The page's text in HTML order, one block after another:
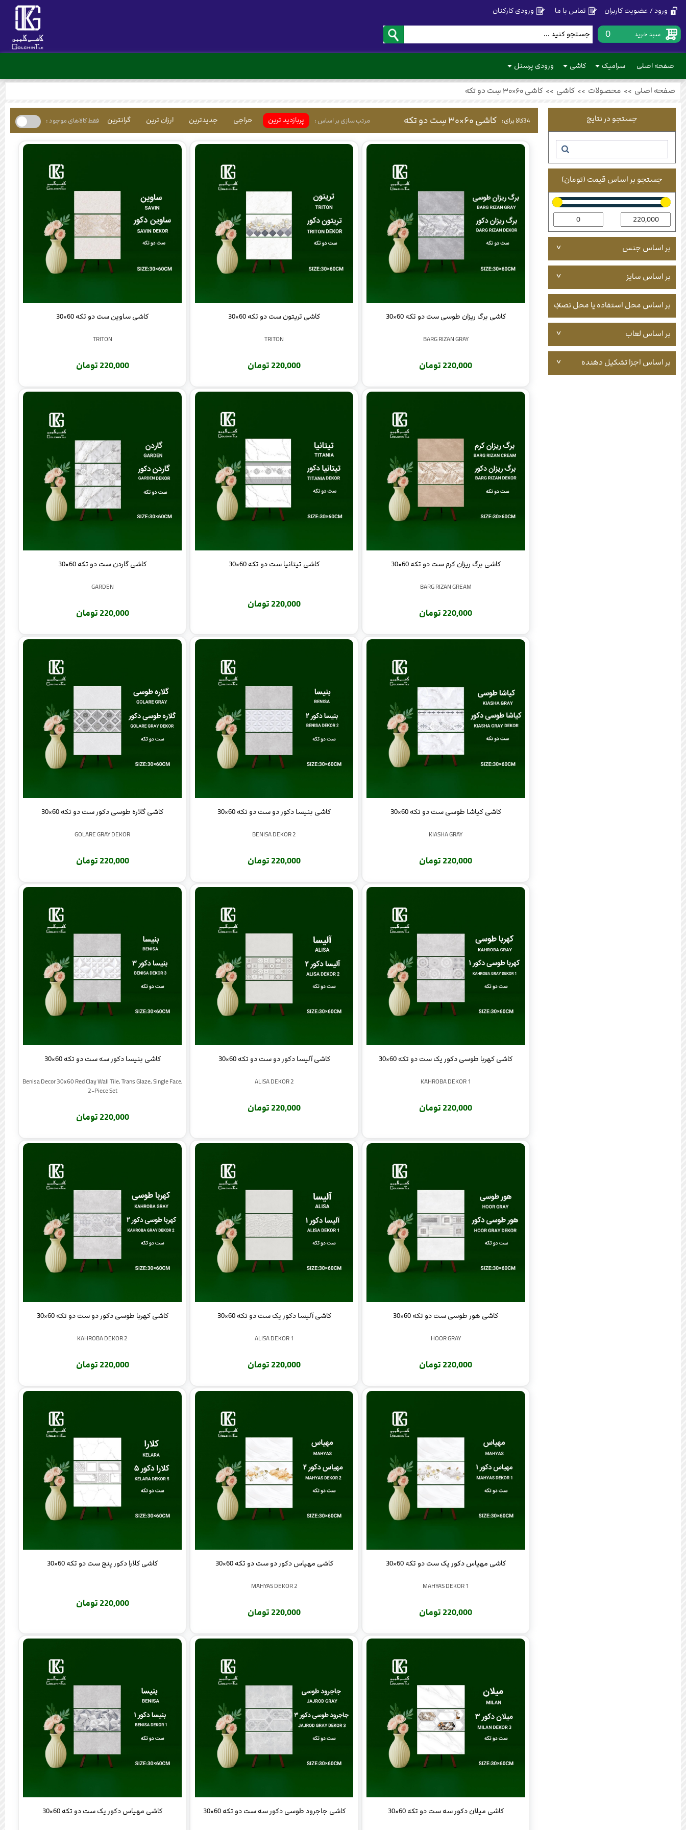
ورود / عضویت کاربران تماس با ما ورودی کارکنان
سبد خرید 0
صفحه اصلی سرامیک کاشی ورودی پرسنل
صفحه اصلی >> محصولات >> کاشی >> کاشی ۶۰×۳۰ سِت دو تکه
جستجو در نتایج
جستجو بر اساس قیمت (تومان)
بر اساس جنس
بر اساس سایز
بر اساس محل استفاده یا محل نصب
بر اساس لعاب
بر اساس اجزا تشکیل دهنده
34کالا برای: کاشی ۶۰×۳۰ سِت دو تکه مرتب سازی بر اساس : پربازدید ترین حراجی جدیدترین ارزان ترین گرانترین فقط کالاهای موجود :
کاشی برگ ریزان طوسی ست دو تکه 60×30
BARG RIZAN GRAY
220,000 تومان
کاشی تریتون ست دو تکه 60×30
TRITON
220,000 تومان
کاشی ساوین ست دو تکه 60×30
TRITON
220,000 تومان
کاشی برگ ریزان کرم ست دو تکه 60×30
BARG RIZAN GREAM
220,000 تومان
کاشی تیتانیا ست دو تکه 60×30
220,000 تومان
کاشی گاردن ست دو تکه 60×30
GARDEN
220,000 تومان
کاشی کیاشا طوسی ست دو تکه 60×30
KIASHA GRAY
220,000 تومان
کاشی بنیسا دکور دو ست دو تکه 60×30
BENISA DEKOR 2
220,000 تومان
کاشی گلاره طوسی دکور ست دو تکه 60×30
GOLARE GRAY DEKOR
220,000 تومان
کاشی کهربا طوسی دکور یک ست دو تکه 60×30
KAHROBA DEKOR 1
220,000 تومان
کاشی آلیسا دکور دو ست دو تکه 60×30
ALISA DEKOR 2
220,000 تومان
کاشی بنیسا دکور سه ست دو تکه 60×30
Benisa Decor 30x60 Red Clay Wall Tile, Trans Glaze, Single Face,
2-Piece Set
220,000 تومان
کاشی هور طوسی ست دو تکه 60×30
HOOR GRAY
220,000 تومان
کاشی آلیسا دکور یک ست دو تکه 60×30
ALISA DEKOR 1
220,000 تومان
کاشی کهربا طوسی دکور دو ست دو تکه 60×30
KAHROBA DEKOR 2
220,000 تومان
کاشی مهیاس دکور یک ست دو تکه 60×30
MAHYAS DEKOR 1
220,000 تومان
کاشی مهیاس دکور دو ست دو تکه 60×30
MAHYAS DEKOR 2
220,000 تومان
کاشی کلارا دکور پنج ست دو تکه 60×30
220,000 تومان
کاشی میلان دکور سه ست دو تکه 60×30 کاشی جاجرود طوسی دکور سه ست دو تکه 60×30 کاشی مهیاس دکور یک ست دو تکه 60×30